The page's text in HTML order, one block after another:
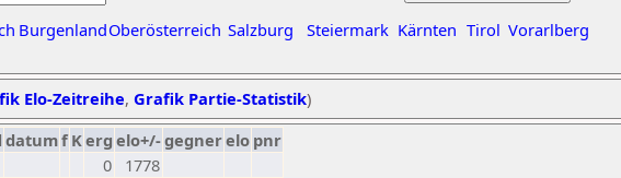
BurgenlandOberösterreich Salzburg Steiermark Kärnten Tirol Vorarlberg
Elo-Zeitreihe, Grafik Partie-Statistik)
datumf Kerg elo+/-gegnerelo pnr
0
1778